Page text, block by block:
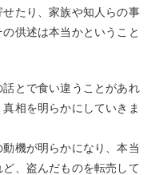
たり、家族や知人らの事
供述は本当かということ
とで食い違うことがあれ
相を明らかにしていきま
機が明らかになり、本当
、盗んだものを転売して